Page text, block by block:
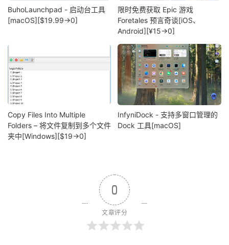
BuhoLaunchpad - 启动台工具
[macOS][$19.99→0]
限时免费获取 Epic 游戏
Foretales 预言奇谈[iOS、
Android][¥15→0]
Copy Files Into Multiple
Folders – 将文件复制到多个文件
夹中[Windows][$19→0]
InfyniDock - 支持多窗口管理的
Dock 工具[macOS]
0
文章评分